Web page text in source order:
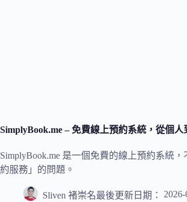
SimplyBook.me – 免費線上預約系統，從個
SimplyBook.me 是一個免費的線上預約系統
約服務」的問題。
Sliven 褚崇名最後更新日期：